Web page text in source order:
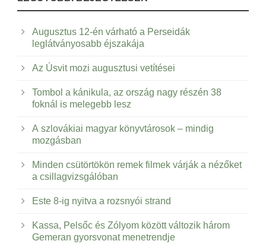
Augusztus 12-én várható a Perseidák
leglátványosabb éjszakája
Az Úsvit mozi augusztusi vetítései
Tombol a kánikula, az ország nagy részén 38
foknál is melegebb lesz
A szlovákiai magyar könyvtárosok – mindig
mozgásban
Minden csütörtökön remek filmek várják a nézőket
a csillagvizsgálóban
Este 8-ig nyitva a rozsnyói strand
Kassa, Pelsőc és Zólyom között változik három
Gemeran gyorsvonat menetrendje